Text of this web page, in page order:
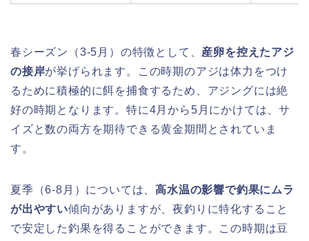
春シーズン（3-5月）の特徴として、 産卵を控えたアジ
の接岸が挙げられます。この時期のアジは体力をつけ
るために積極的に餌を捕食するため、アジングには絶
好の時期となります。特に4月から5月にかけては、サ
イズと数の両方を期待できる黄金期間とされていま
す。
夏季（6-8月）については、高水温の影響で釣果にムラ
が出やすい傾向がありますが、夜釣りに特化すること
で安定した釣果を得ることができます。この時期は豆